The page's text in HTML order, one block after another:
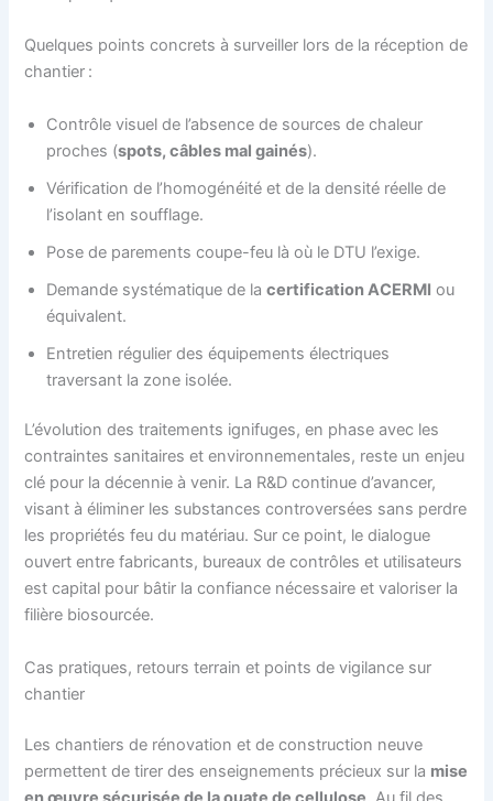
Quelques points concrets à surveiller lors de la réception de
chantier :
Contrôle visuel de l’absence de sources de chaleur
proches (spots, câbles mal gainés).
Vérification de l’homogénéité et de la densité réelle de
l’isolant en soufflage.
Pose de parements coupe-feu là où le DTU l’exige.
Demande systématique de lacertification ACERMI ou
équivalent.
Entretien régulier des équipements électriques
traversant la zone isolée.
L’évolution des traitements ignifuges, en phase avec les
contraintes sanitaires et environnementales, reste un enjeu
clé pour la décennie à venir. La R&D continue d’avancer,
visant à éliminer les substances controversées sans perdre
les propriétés feu du matériau. Sur ce point, le dialogue
ouvert entre fabricants, bureaux de contrôles et utilisateurs
est capital pour bâtir la confiance nécessaire et valoriser la
filière biosourcée.
Cas pratiques, retours terrain et points de vigilance sur
chantier
Les chantiers de rénovation et de construction neuve
permettent de tirer des enseignements précieux sur la mise